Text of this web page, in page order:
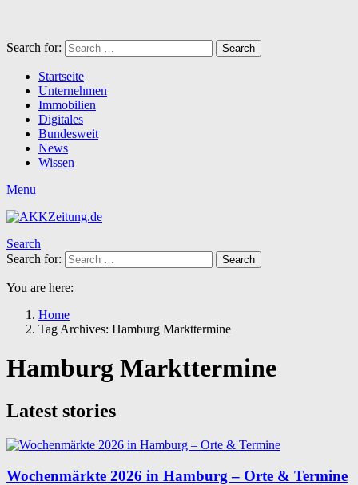
Search for: Search
Startseite
Unternehmen
Immobilien
Digitales
Bundesweit
News
Wissen
Menu
Search
Search for:
Search
You are here:
Home
Tag Archives: Hamburg Markttermine
Hamburg Markttermine
Latest stories
Wochenmärkte 2026 in Hamburg – Orte & Termine